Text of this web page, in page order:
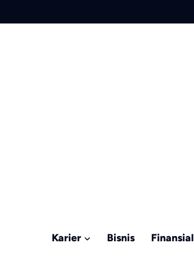
Karier Bisnis Finansial